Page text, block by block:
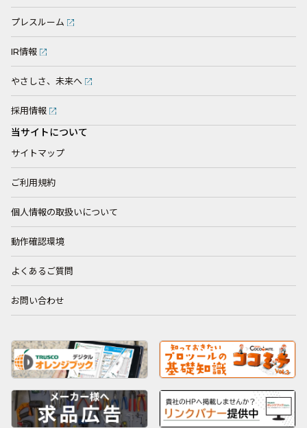
プレスルーム
IR情報
やさしさ、未来へ
採用情報
当サイトについて
サイトマップ
ご利用規約
個人情報の取扱いについて
動作確認環境
よくあるご質問
お問い合わせ